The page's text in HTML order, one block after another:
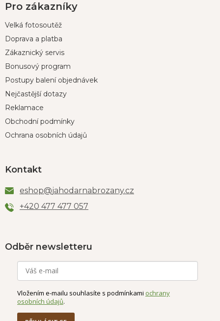
Pro zákazníky
Velká fotosoutěž
Doprava a platba
Zákaznický servis
Bonusový program
Postupy balení objednávek
Nejčastější dotazy
Reklamace
Obchodní podmínky
Ochrana osobních údajů
Kontakt
eshop@jahodarnabrozany.cz
+420 477 477 057
Odběr newsletteru
Vložením e-mailu souhlasíte s podmínkami ochrany
osobních údajů.